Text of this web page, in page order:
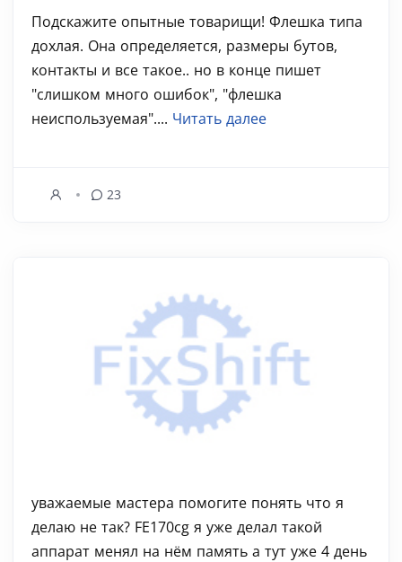
Подскажите опытные товарищи! Флешка типа
дохлая. Она определяется, размеры бутов,
контакты и все такое.. но в конце пишет
"слишком много ошибок", "флешка
неиспользуемая".... Читать далее
23
уважаемые мастера помогите понять что я
делаю не так? FE170cg я уже делал такой
аппарат менял на нём память а тут уже 4 день